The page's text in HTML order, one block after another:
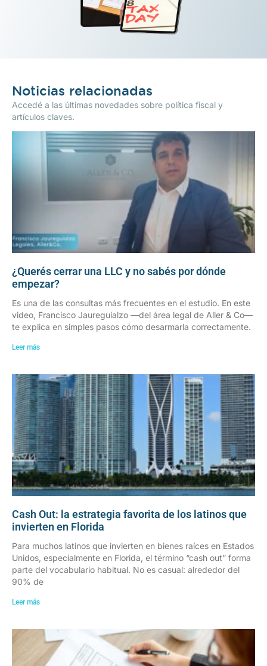
Noticias relacionadas
Accedé a las últimas novedades sobre política fiscal y
artículos claves.
¿Querés cerrar una LLC y no sabés por dónde
empezar?
Es una de las consultas más frecuentes en el estudio. En este
video, Francisco Jaureguialzo —del área legal de Aller & Co—
te explica en simples pasos cómo desarmarla correctamente.
Leer más
Cash Out: la estrategia favorita de los latinos que
invierten en Florida
Para muchos latinos que invierten en bienes raíces en Estados
Unidos, especialmente en Florida, el término “cash out” forma
parte del vocabulario habitual. No es casual: alrededor del
90% de
Leer más